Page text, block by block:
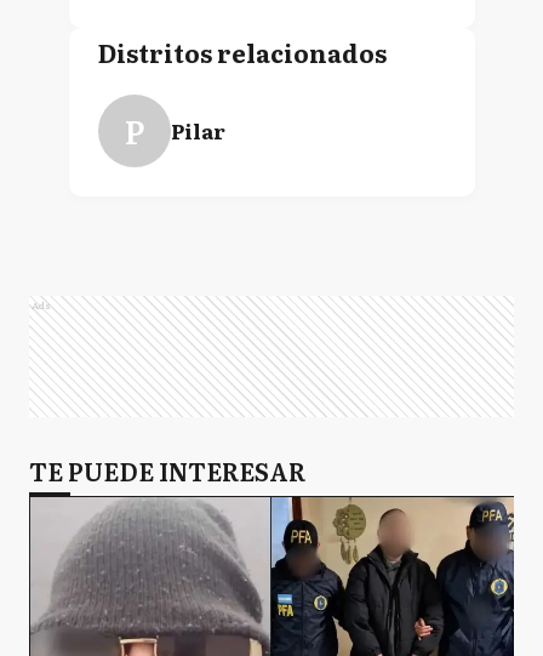
Distritos relacionados
P Pilar
Ads
TE PUEDE INTERESAR